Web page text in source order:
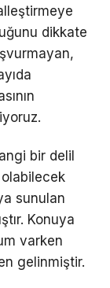
dikkate
bir delil
sunulan
Konuya
varken
gelinmiştir.